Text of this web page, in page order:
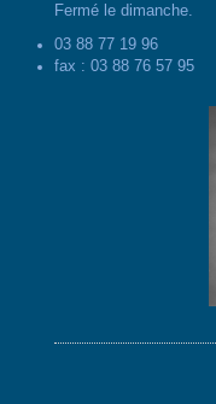
Fermé le dimanche.
03 88 77 19 96
fax : 03 88 76 57 95